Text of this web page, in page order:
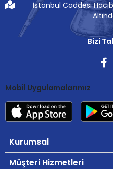
İstanbul Caddesi
Bizi
Mobil Uygulamalarımız
Kurumsal
Müşteri Hizmetleri